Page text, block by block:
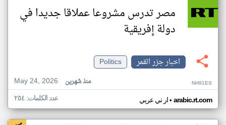
مصر تدرس مشروعا عملاقا جديدا في
دولة إفريقية
اخبار جزر القمر
Politics
May 24, 2026
منذ شهرين NH91ES
ار تي عربي• arabic.rt.com عدد الكلمات: ٢٥٤